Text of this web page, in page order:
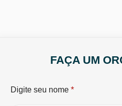
FAÇA UM
Digite seu nome *